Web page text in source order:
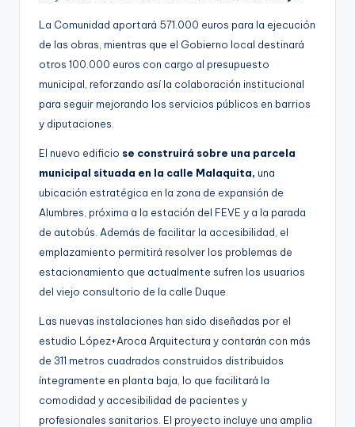
La Comunidad aportará 571.000 euros para la ejecución
de las obras, mientras que el Gobierno local destinará
otros 100.000 euros con cargo al presupuesto
municipal, reforzando así la colaboración institucional
para seguir mejorando los servicios públicos en barrios
y diputaciones.
El nuevo edificio se construirá sobre una parcela
municipal situada en la calle Malaquita, una
ubicación estratégica en la zona de expansión de
Alumbres, próxima a la estación del FEVE y a la parada
de autobús. Además de facilitar la accesibilidad, el
emplazamiento permitirá resolver los problemas de
estacionamiento que actualmente sufren los usuarios
del viejo consultorio de la calle Duque.
Las nuevas instalaciones han sido diseñadas por el
estudio López+Aroca Arquitectura y contarán con más
de 311 metros cuadrados construidos distribuidos
íntegramente en planta baja, lo que facilitará la
comodidad y accesibilidad de pacientes y
profesionales sanitarios. El proyecto incluye una amplia